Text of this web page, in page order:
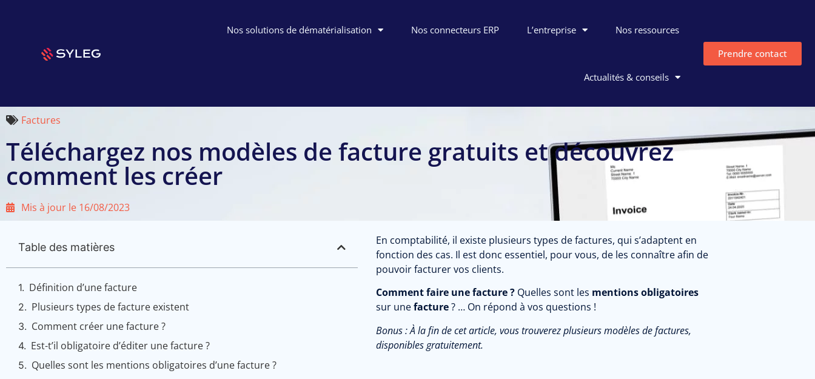
Nos solutions de dématérialisation Nos connecteurs ERP L’entreprise Nos ressources
Actualités & conseils
Prendre contact
Factures
Téléchargez nos modèles de facture gratuits et découvrez
comment les créer
Mis à jour le 16/08/2023
Table des matières
Définition d’une facture
Plusieurs types de facture existent
Comment créer une facture ?
Est-t’il obligatoire d’éditer une facture ?
Quelles sont les mentions obligatoires d’une facture ?
En comptabilité, il existe plusieurs types de factures, qui s’adaptent en
fonction des cas. Il est donc essentiel, pour vous, de les connaître afin de
pouvoir facturer vos clients.
Comment faire une facture ? Quelles sont les mentions obligatoires
sur unefacture? … On répond à vos questions !
Bonus :Àla fin de cet article, vous trouverez plusieurs modèles de factures,
disponibles gratuitement.